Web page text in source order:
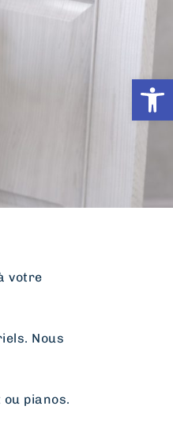
Ouvrir
votre
Nous
pianos.